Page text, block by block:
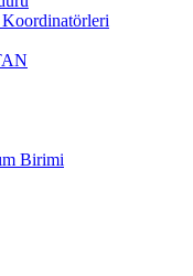
Koordinatörleri
Birimi